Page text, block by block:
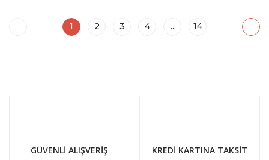
1 2 3 4 .. 14
GÜVENLİ ALIŞVERİŞ KREDİ KARTINA TAKSİT